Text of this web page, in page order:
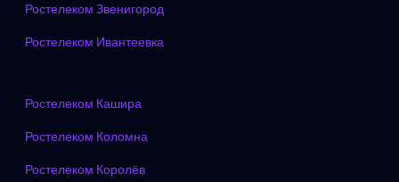
Ростелеком Звенигород
Ростелеком Ивантеевка
Ростелеком Кашира
Ростелеком Коломна
Ростелеком Королёв